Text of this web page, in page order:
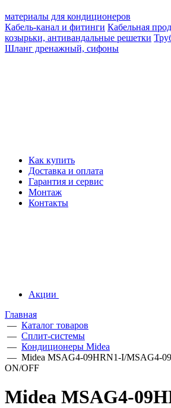
материалы для кондиционеров
Кабель-канал и фитинги Кабельная
козырьки, антивандальные решетки
Шланг дренажный, сифоны
Как купить
Доставка и оплата
Гарантия и сервис
Монтаж
Контакты
Акции
Главная
— Каталог товаров
— Сплит-системы
— Кондиционеры Midea
— Midea MSAG4-09HRN1-I/MSAG4-
ON/OFF
Midea MSAG4-